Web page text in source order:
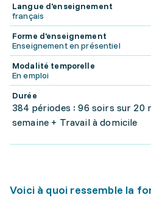
Langue d'enseignement
français
Forme d'enseignement
Enseignement en présentiel
Modalité temporelle
En emploi
Durée
384 périodes : 96 soirs sur 20
semaine + Travail à domicile
Voici à quoi ressemble la